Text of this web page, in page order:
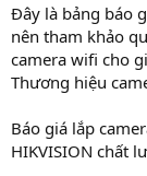
Đây là bảng báo
nên tham khảo
camera wifi cho
Thương hiệu
Báo giá lắp
HIKVISION chất